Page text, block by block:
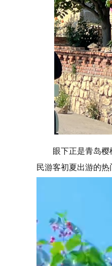
眼下正是青岛
民游客初夏出游的热